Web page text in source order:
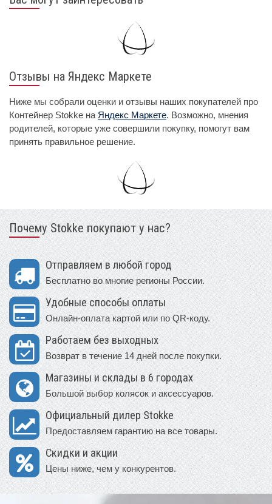
Отзывы на Яндекс Маркете
Ниже мы собрали оценки и отзывы наших покупателей про
Контейнер Stokke на Яндекс Маркете. Возможно, мнения
родителей, которые уже совершили покупку, помогут вам
принять правильное решение.
Почему Stokke покупают у нас?
Отправляем в любой город
Бесплатно во многие регионы России.
Удобные способы оплаты
Онлайн-оплата картой или по QR-коду.
Работаем без выходных
Возврат в течение 14 дней после покупки.
Магазины и склады в 6 городах
Большой выбор колясок и аксессуаров.
Официальный дилер Stokke
Предоставляем гарантию на все товары.
Скидки и акции
Цены ниже, чем у конкурентов.